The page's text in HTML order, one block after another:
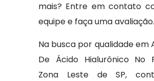
mais? Entre em contato
equipe e faça uma avaliação.
Na busca por qualidade em
De Ácido Hialurônico No
Zona Leste de SP,